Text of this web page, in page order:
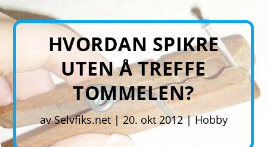
HVORDAN SPIKRE
UTEN Å TREFFE
TOMMELEN?
avSelvfiks.net| 20. okt 2012|Hobby